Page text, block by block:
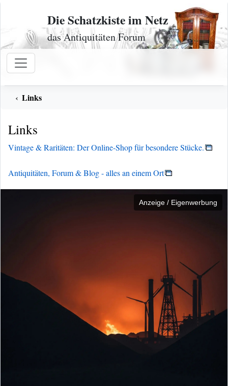
Zum Inhalt
Die Schatzkiste im Netz
das Antiquitäten Forum
Links
Links
Vintage & Raritäten: Der Online-Shop für besondere Stücke.
Antiquitäten, Forum & Blog - alles an einem Ort
Anzeige / Eigenwerbung